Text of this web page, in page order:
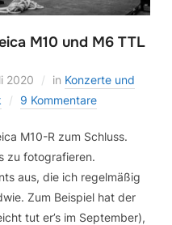
M10 und M6 TTL
2020 in Konzerte und
9 Kommentare
M10-R zum Schluss.
zu fotografieren.
aus, die ich regelmäßig
Zum Beispiel hat der
tut er’s im September),